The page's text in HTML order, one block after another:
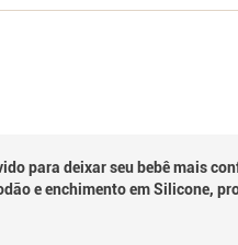
para deixar seu bebê mais
e enchimento em Silicone,